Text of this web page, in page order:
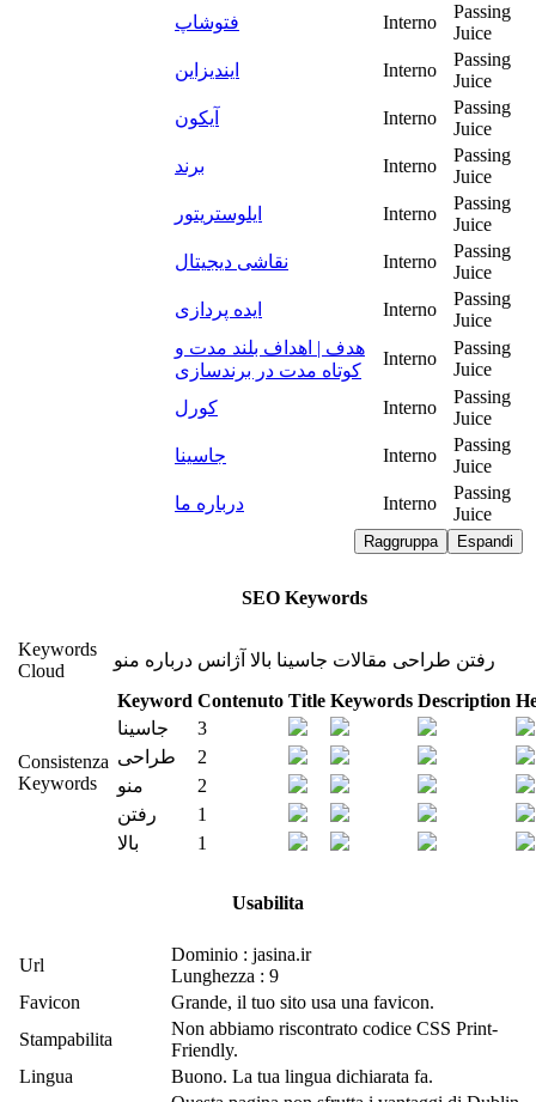
فتوشاپ
Interno
Passing
Juice
ایندیزاین
Interno
Passing
Juice
آیکون
Interno
Passing
Juice
برند
Interno
Passing
Juice
ایلوستریتور
Interno
Passing
Juice
نقاشی دیجیتال
Interno
Passing
Juice
ایده پردازی
Interno
Passing
Juice
هدف | اهداف بلند مدت و
کوتاه مدت در برندسازی
Interno
Passing
Juice
کورل
Interno
Passing
Juice
جاسینا
Interno
Passing
Juice
درباره ما
Interno
Passing
Juice
Espandi
Raggruppa
SEO Keywords
Keywords
Cloud
رفتن طراحی مقالات جاسینا بالا آژانس درباره منو
Consistenza
Keywords
Keyword Contenuto Title Keywords Description
جاسینا
3
طراحی
2
منو
2
رفتن
1
بالا
1
Usabilita
Url
Dominio : jasina.ir
Lunghezza : 9
Favicon
Grande, il tuo sito usa una favicon.
Stampabilita
Non abbiamo riscontrato codice CSS Print-
Friendly.
Lingua
Buono. La tua lingua dichiarata fa.